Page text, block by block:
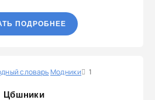
ПОДРОБНЕЕ
словарьМодники 1
Цбшники